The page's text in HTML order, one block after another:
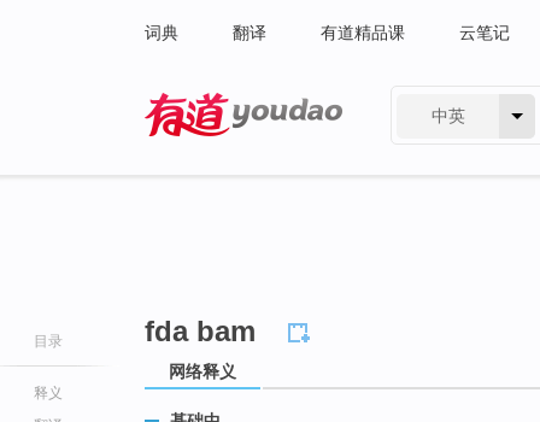
词典 翻译 有道精品课 云笔记
中英
目录
释义
fda bam
网络释义